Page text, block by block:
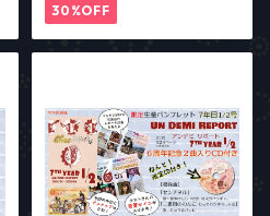
30%OFF